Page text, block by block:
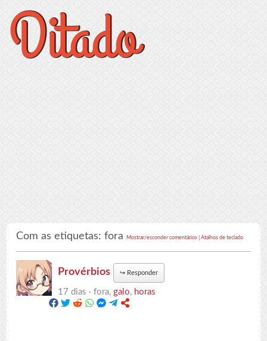
Com as etiquetas: foraMostrar/esconder comentários |Atalhos de teclado
Provérbios ↪ Responder
17 dias ·fora,galo, horas